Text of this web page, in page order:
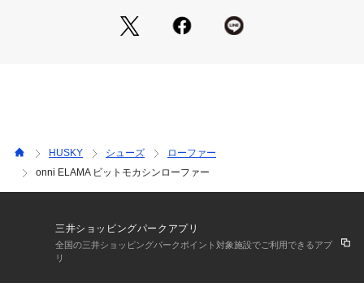
りクッション性がある優れもの。
デイリーカジュアルに重宝しそうなアイテムです。
HUSKY シューズ
ローファー
onni ELAMA ビットモカシンローファー
三井ショッピングパークアプリ
全国の三井ショッピングパークポイント対象施設でご利用できるアプ
リ